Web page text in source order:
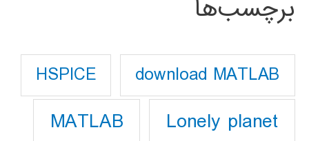
برچسب‌ها
download MATLAB
HSPICE
Lonely planet
MATLAB